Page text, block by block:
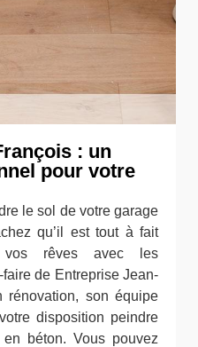
: un
pour votre
le sol de votre garage
qu’il est tout à fait
vos rêves avec les
de Entreprise Jean-
rénovation, son équipe
disposition peindre
béton. Vous pouvez